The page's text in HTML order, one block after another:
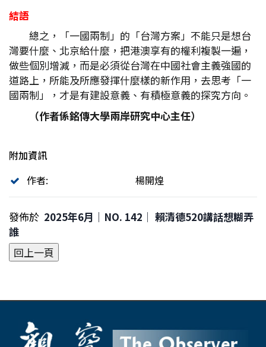
結語
總之，「一國兩制」的「台灣方案」不能只是想台
灣要什麼、北京給什麼，把港澳享有的權利複製一遍，
做些個別增減，而是必須從台灣在中國社會主義強國的
道路上，所能及所應發揮什麼樣的新作用，去思考「一
國兩制」，才是有建設意義、有積極意義的探究方向。
（作者係銘傳大學兩岸研究中心主任）
附加資訊
作者:
楊開煌
發佈於 2025年6月｜NO. 142│ 賴清德520講話想糊弄
誰